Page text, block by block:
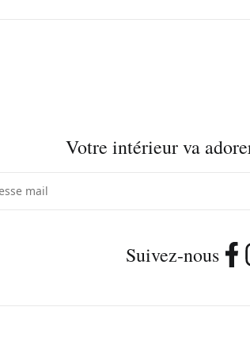
Votre intérieur va
Suivez-nous